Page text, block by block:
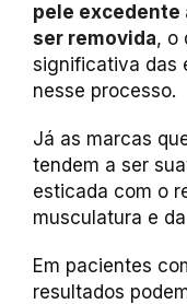
pele excedente
ser removida, o
significativa das
nesse processo.
Já as marcas
tendem a ser
esticada com o
musculatura e
Em pacientes
resultados